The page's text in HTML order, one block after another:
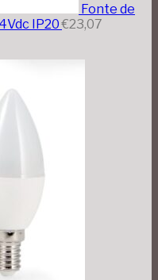
Fonte de
IP20 €23,07